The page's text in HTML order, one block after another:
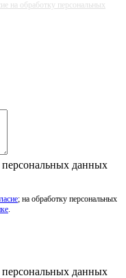
на обработку персональных
персональных данных
; на обработку персональных
.
персональных данных